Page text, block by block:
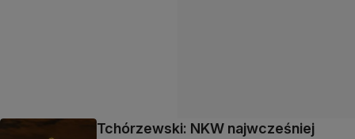
Tchórzewski: NKW najwcześniej